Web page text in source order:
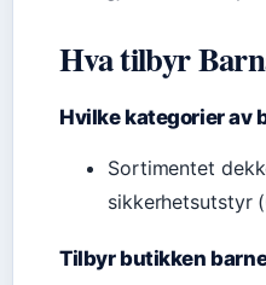
Hva tilbyr
Hvilke kategorier av
Sortimentet
sikkerhetsutstyr
Tilbyr butikken